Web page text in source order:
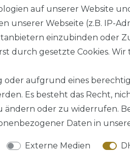
AGB
auf unserer Website
unserer Webseite (z.B. IP-
einzubinden oder
durch gesetzte Cookies.
aufgrund eines
Es besteht das Recht,
oder zu widerrufen.
Daten in
Externe Medien